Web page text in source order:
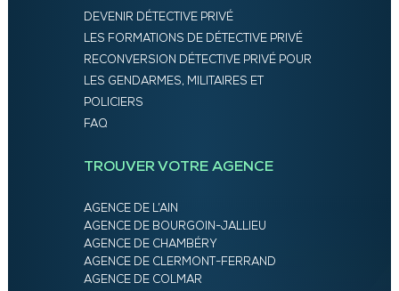
DEVENIR DÉTECTIVE PRIVÉ
LES FORMATIONS DE DÉTECTIVE PRIVÉ
RECONVERSION DÉTECTIVE PRIVÉ POUR
LES GENDARMES, MILITAIRES ET
POLICIERS
FAQ
TROUVER VOTRE AGENCE
AGENCE DE L’AIN
AGENCE DE BOURGOIN-JALLIEU
AGENCE DE CHAMBÉRY
AGENCE DE CLERMONT-FERRAND
AGENCE DE COLMAR